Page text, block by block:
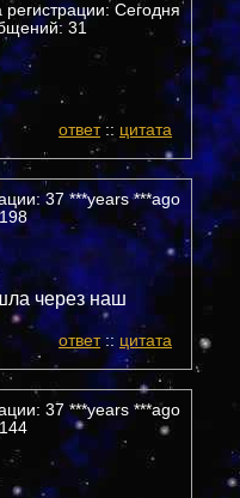
регистрации: Сегодня
31
ответ:: цитата
37 ***years ***ago
через наш
ответ:: цитата
37 ***years ***ago